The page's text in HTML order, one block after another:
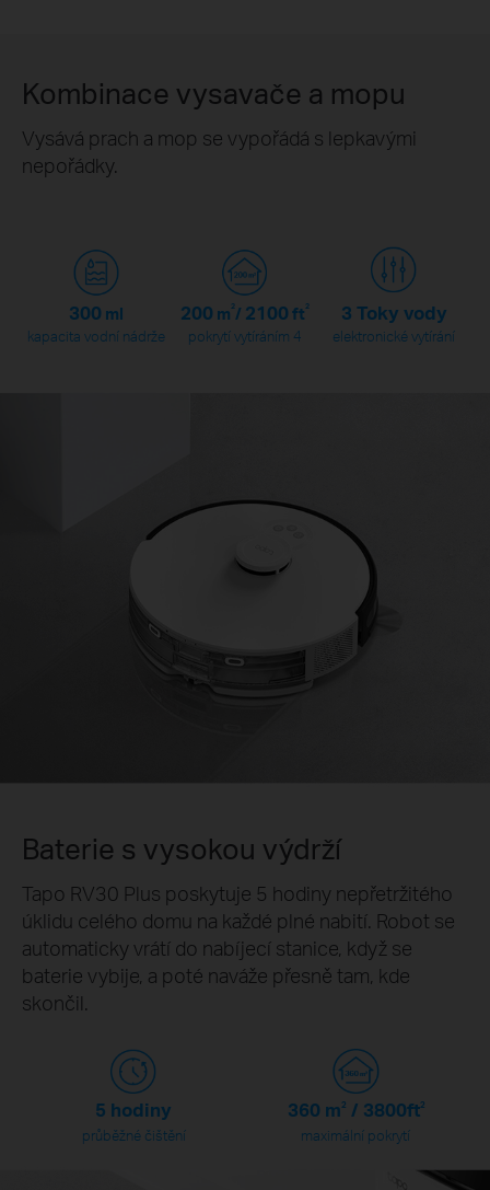
Kombinace vysavače a mopu
Vysává prach a mop se vypořádá s lepkavými
nepořádky.
300 ml
kapacita vodní nádrže
200 m 2/ 2100 ft 2
pokrytí vytíráním 4
3 Toky vody
elektronické vytírání
Baterie s vysokou výdrží
Tapo RV30 Plus poskytuje 5 hodiny nepřetržitého
úklidu celého domu na každé plné nabití. Robot se
automaticky vrátí do nabíjecí stanice, když se
baterie vybije, a poté naváže přesně tam, kde
skončil.
5 hodiny
průběžné čištění
360 m2 / 3800ft2
maximální pokrytí